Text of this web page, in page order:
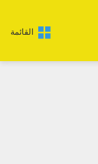
القائمة